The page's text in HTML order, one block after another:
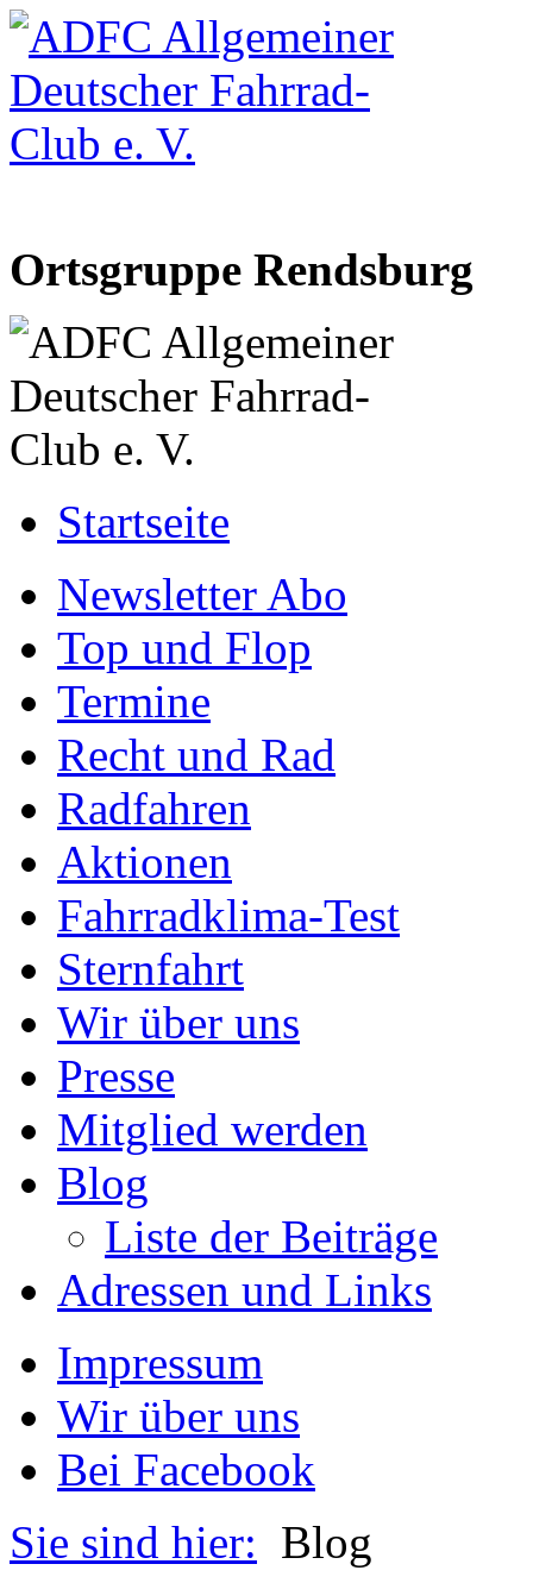
Ortsgruppe Rendsburg
Startseite
Newsletter Abo
Top und Flop
Termine
Recht und Rad
Radfahren
Aktionen
Fahrradklima-Test
Sternfahrt
Wir über uns
Presse
Mitglied werden
Blog
Liste der Beiträge
Adressen und Links
Impressum
Wir über uns
Bei Facebook
Sie sind hier: Blog